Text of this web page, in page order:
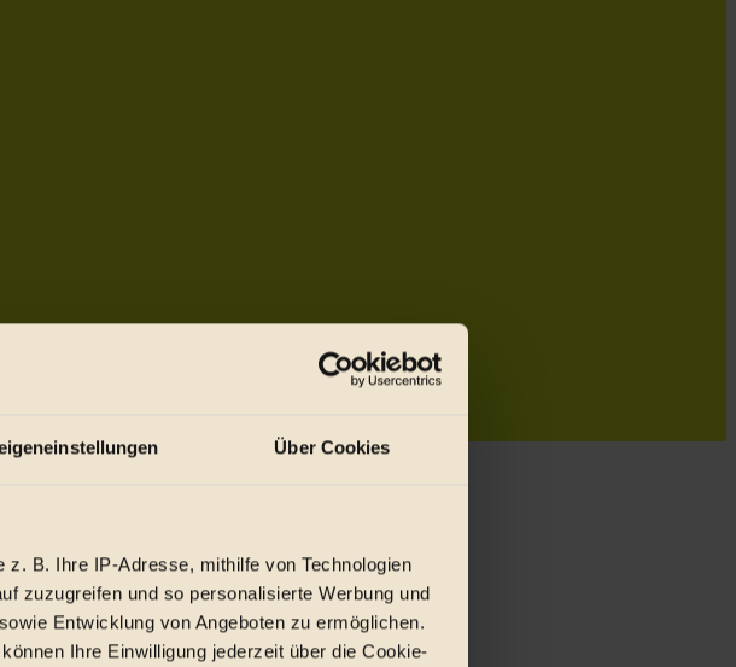
Über Cookies
B. Ihre IP-Adresse, mithilfe von Technologien
zuzugreifen und so personalisierte Werbung und
Entwicklung von Angeboten zu ermöglichen.
Ihre Einwilligung jederzeit über die Cookie-